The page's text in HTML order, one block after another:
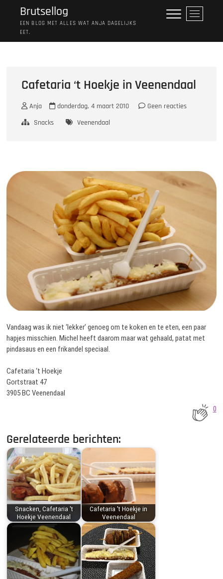
Brutsellog
EEN BLOG MET ALLES WAT ANJA DAGELIJKS
EET.
M
e
p
Cafetaria ‘t Hoekje in Veenendaal
Anja donderdag, 4 maart 2010
Geen reacties
Snacks
Veenendaal
Vandaag was ik niet ‘lekker’ genoeg om te koken en te eten, een paar
hapjes misschien. Michel heeft daarom maar wat gehaald, patat met
pindasaus en een frikandel speciaal.
Cafetaria ‘t Hoekje
Gortstraat 47
3905 BC Veenendaal
0
Gerelateerde berichten:
Snacken, Cafetaria 't
Hoekje Veenendaal
Cafetaria 't Hoekje in
Veenendaal